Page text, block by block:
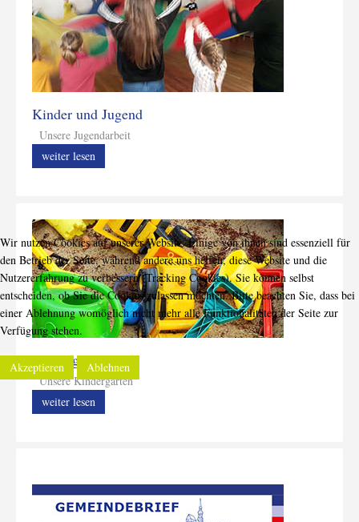
Kinder und Jugend
Unsere Jugendarbeit
weiter lesen
Kindergärten
Unsere Kindergärten
weiter lesen
Wir nutzen Cookies auf unserer Website. Einige von ihnen sind essenziell für
den Betrieb der Seite, während andere uns helfen, diese Website und die
Nutzererfahrung zu verbessern (Tracking Cookies). Sie können selbst
entscheiden, ob Sie die Cookies zulassen möchten. Bitte beachten Sie, dass bei
einer Ablehnung womöglich nicht mehr alle Funktionalitäten der Seite zur
Verfügung stehen.
Akzeptieren Ablehnen